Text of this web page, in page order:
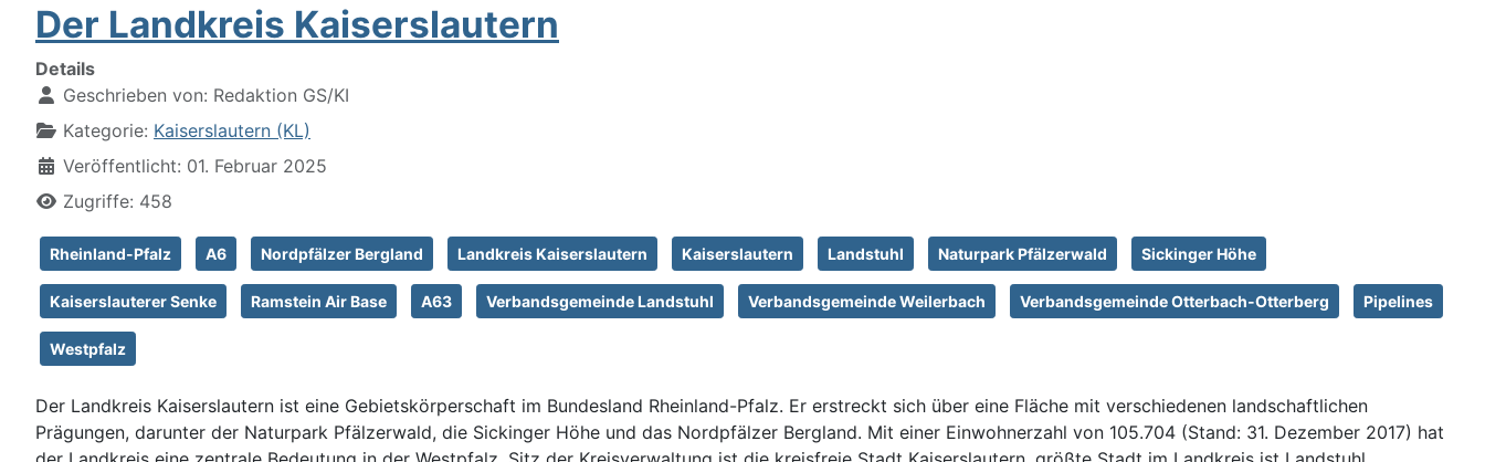
Der Landkreis Kaiserslautern
Details
Geschrieben von: Redaktion GS/KI
Kategorie: Kaiserslautern (KL)
Veröffentlicht: 01. Februar 2025
Zugriffe: 458
Rheinland-Pfalz A6 Nordpfälzer Bergland Landkreis Kaiserslautern Kaiserslautern Landstuhl Naturpark Pfälzerwald Sickinger Höhe
Kaiserslauterer Senke Ramstein Air Base A63 Verbandsgemeinde Landstuhl Verbandsgemeinde Weilerbach Verbandsgemeinde Otterbach-Otterberg Pipelines
Westpfalz
Der Landkreis Kaiserslautern ist eine Gebietskörperschaft im Bundesland Rheinland-Pfalz. Er erstreckt sich über eine Fläche mit verschiedenen landschaftlichen
Prägungen, darunter der Naturpark Pfälzerwald, die Sickinger Höhe und das Nordpfälzer Bergland. Mit einer Einwohnerzahl von 105.704 (Stand: 31. Dezember 2017) hat